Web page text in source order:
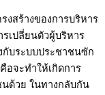
งสร้างของการบริหาร
เปลี่ยนตัวผู้บริหาร
กับระบบประชาชนซัก
อจะทำให้เกิดการ
นด้วย ในทางกลับกัน